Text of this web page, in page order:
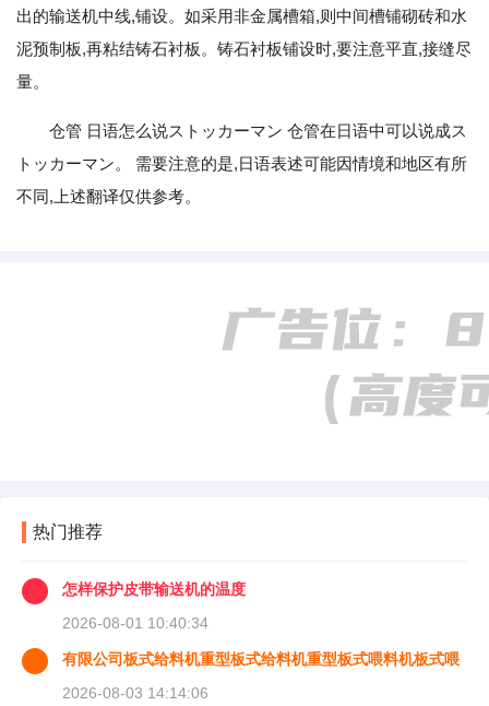
出的输送机中线,铺设。如采用非金属槽箱,则中间槽铺砌砖和水
泥预制板,再粘结铸石衬板。铸石衬板铺设时,要注意平直,接缝尽
量。
仓管 日语怎么说ストッカーマン 仓管在日语中可以说成ス
トッカーマン。 需要注意的是,日语表述可能因情境和地区有所
不同,上述翻译仅供参考。
热门推荐
怎样保护皮带输送机的温度
2026-08-01 10:40:34
有限公司板式给料机重型板式给料机重型板式喂料机板式喂
2026-08-03 14:14:06